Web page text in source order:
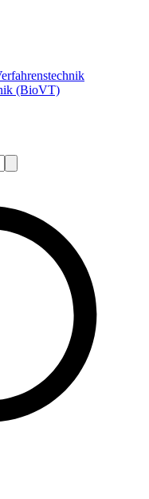
(BioVT)